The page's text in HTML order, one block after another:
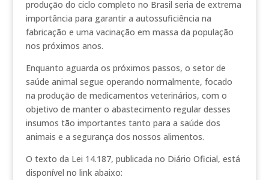
produção do ciclo completo no Brasil seria de extrema
importância para garantir a autossuficiência na
fabricação e uma vacinação em massa da população
nos próximos anos.
Enquanto aguarda os próximos passos, o setor de
saúde animal segue operando normalmente, focado
na produção de medicamentos veterinários, com o
objetivo de manter o abastecimento regular desses
insumos tão importantes tanto para a saúde dos
animais e a segurança dos nossos alimentos.
O texto da Lei 14.187, publicada no Diário Oficial, está
disponível no link abaixo: